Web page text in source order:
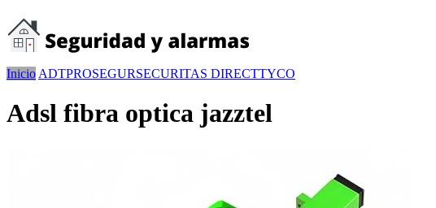
Inicio ADTPROSEGURSECURITAS DIRECTTYCO
Adsl fibra optica jazztel